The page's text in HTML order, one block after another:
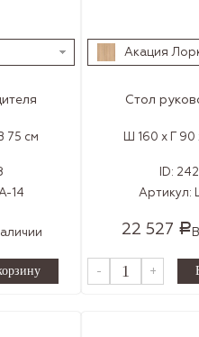
75 см
14
Акация
Стол
Ш 160 x Г 90
ID:
Артикул:
22 527 Р
- +